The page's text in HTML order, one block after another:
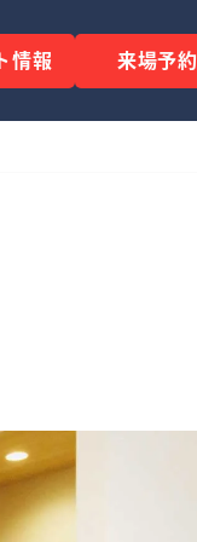
情報 来場予約